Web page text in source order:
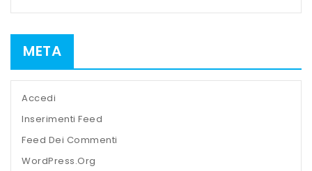
META
Accedi
Inserimenti Feed
Feed Dei Commenti
WordPress.org